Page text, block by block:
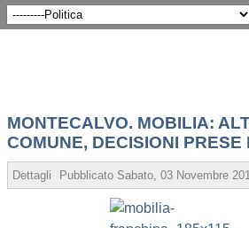
MONTECALVO. MOBILIA:
COMUNE, DECISIONI PRESE
Dettagli Pubblicato Sabato, 03 Novembre